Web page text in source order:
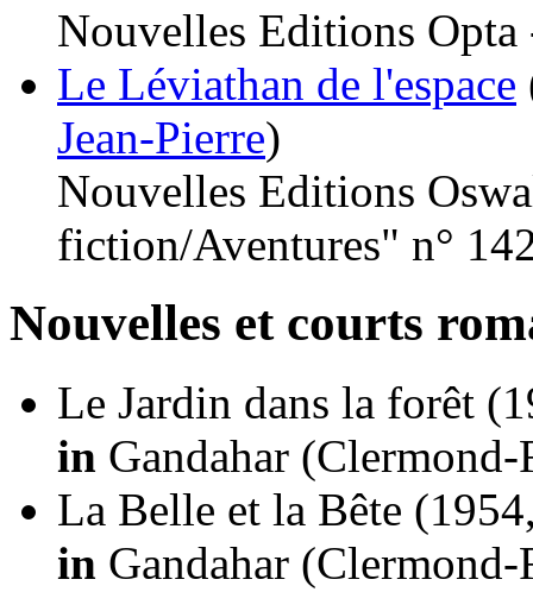
Nouvelles Editions
Le Léviathan de l'espace
Jean-Pierre)
Nouvelles Editions
fiction/Aventures" n°
Nouvelles et courts
Le Jardin dans la forêt
in Gandahar
La Belle et la Bête
in Gandahar